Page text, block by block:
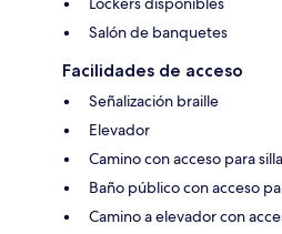
Salón de banquetes
Facilidades de acceso
Señalización braille
Elevador
Camino con acceso para
Baño público con acceso
Camino a elevador con